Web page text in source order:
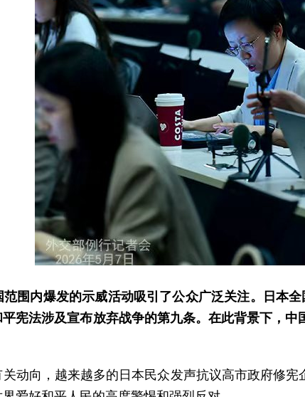
围内爆发的示威活动吸引了公众广泛关注。日本
宪法涉及宣布放弃战争的第九条。在此背景下，
动向，越来越多的日本民众发声抗议高市政府修